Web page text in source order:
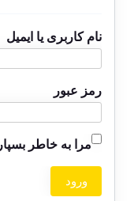
نام کاربری یا ایمیل
رمز عبور
مرا به خاطر بسپار